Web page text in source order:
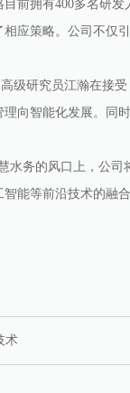
前拥有400多名研
策略。公司不仅引
研究员江瀚在接受
向智能化发展。同
务的风口上，公司
能等前沿技术的融
术